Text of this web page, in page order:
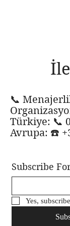
📞
Türkiye: 📞
Avrupa: ☎️
Subscribe
Yes,